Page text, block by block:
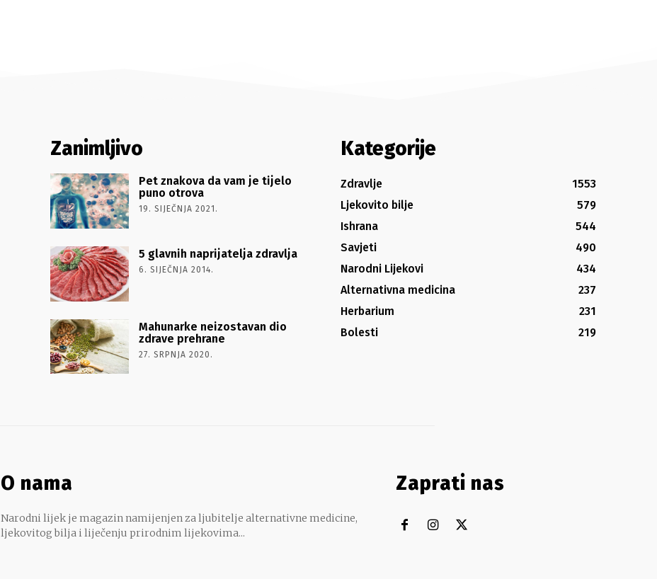
Zanimljivo
Pet znakova da vam je tijelo
puno otrova
19. SIJEČNJA 2021.
5 glavnih naprijatelja zdravlja
6. SIJEČNJA 2014.
Mahunarke neizostavan dio
zdrave prehrane
27. SRPNJA 2020.
Kategorije
Zdravlje
1553
Ljekovito bilje
579
Ishrana
544
Savjeti
490
Narodni Lijekovi
434
Alternativna medicina
237
Herbarium
231
Bolesti
219
O nama
Narodni lijek je magazin namijenjen za ljubitelje alternativne medicine,
ljekovitog bilja i liječenju prirodnim lijekovima...
Zaprati nas